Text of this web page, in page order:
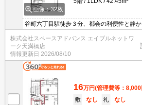
画像：32枚
谷町六丁目駅徒歩３分、都会の利便性と静か
６戸限定のハイグレードレジデンス。ペッ
生活を。１フロアー１世帯でプライバシー確
小型犬3匹までOKです！（計3匹まで）
株式会社スペースアドバンス エイブルネットワ
ーク天満橋店
情報更新日 2026/08/10
16万円(管理費等：8,000
敷
なし 礼
なし